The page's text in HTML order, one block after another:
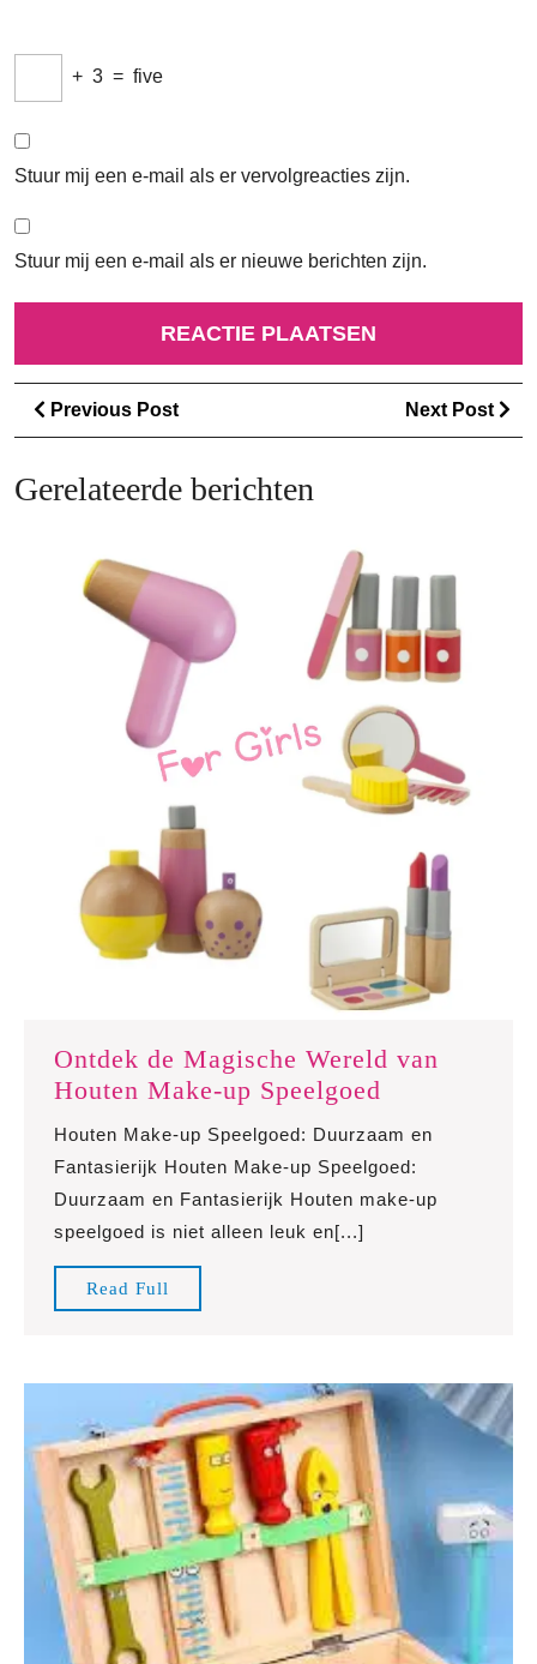
+ 3 = five
Stuur mij een e-mail als er vervolgreacties zijn.
Stuur mij een e-mail als er nieuwe berichten zijn.
Berichtnavigatie
Previous PostPrevious
Post
Next Post
Gerelateerde berichten
Ontdek de Magische Wereld van
Houten Make-up Speelgoed
Magische
Wereld
van
Houten Make-up Speelgoed: Duurzaam en
Fantasierijk Houten Make-up Speelgoed:
Duurzaam en Fantasierijk Houten make-up
speelgoed is niet alleen leuk en[...]
Read Full
Full